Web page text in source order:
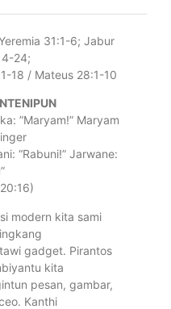
31:1-6; Jabur
24;
18 / Mateus 28:1-10
”Maryam!” Maryam
“Rabuni!” Jarwane:
modern kita sami
gadget. Pirantos
kita
pesan, gambar,
Kanthi